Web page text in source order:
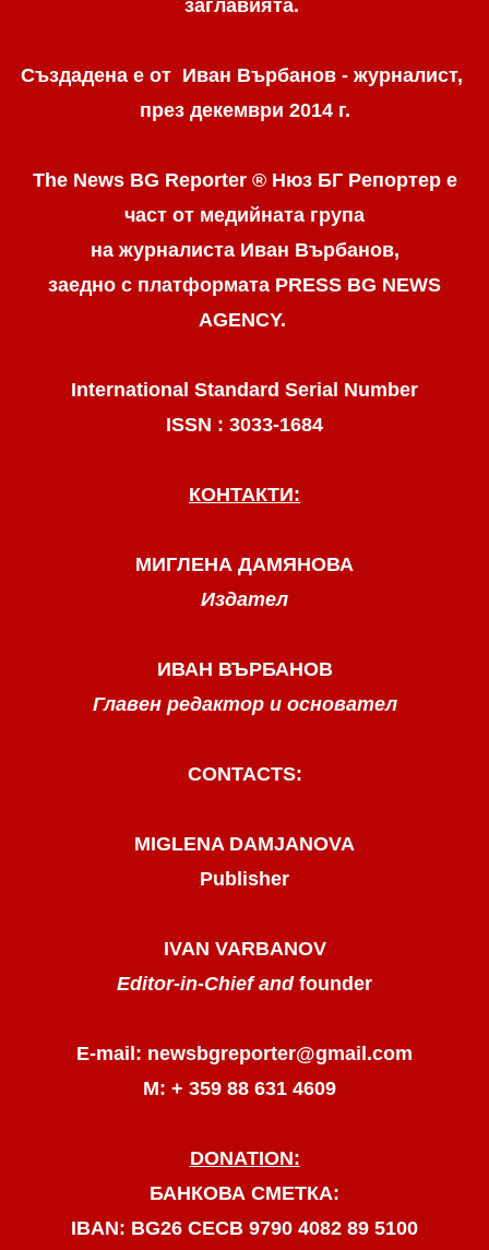
заглавията.
Създадена е от Иван Върбанов - журналист,
през декември 2014 г.
The News BG Reporter ® Нюз БГ Репортере
част от медийната група
на журналиста Иван Върбанов,
заедно с платформата PRESS BG NEWS
AGENCY.
International Standard Serial Number
ISSN : 3033-1684
КОНТАКТИ:
МИГЛЕНА ДАМЯНОВА
Издател
ИВАН ВЪРБАНОВ
Главен редактор и основател
CONTACTS:
MIGLENA DAMJANOVA
Publisher
IVAN VARBANOV
Editor-in-Chief and founder
E-mail: newsbgreporter@gmail.com
М: + 359 88 631 4609
DONATION:
БАНКОВА СМЕТКА:
IBAN: BG26 CECB 9790 4082 89 5100